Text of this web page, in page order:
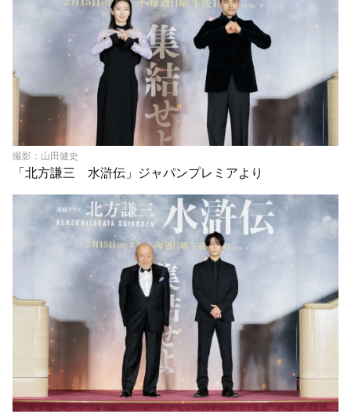
撮影：山田健史
「北方謙三 水滸伝」ジャパンプレミアより